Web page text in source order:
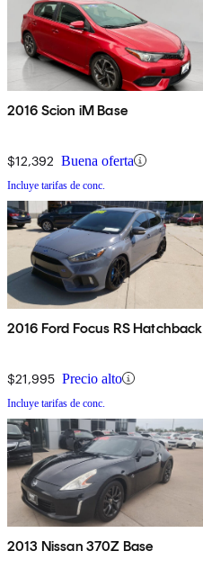
2016 Scion iM Base
$12,392 Buena oferta
Incluye tarifas de conc.
2016 Ford Focus RS Hatchback
$21,995 Precio alto
Incluye tarifas de conc.
2013 Nissan 370Z Base